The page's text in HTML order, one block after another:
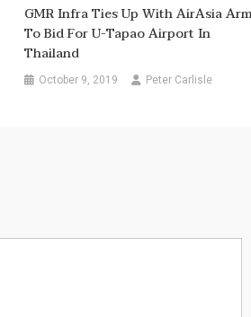
GMR Infra Ties Up With AirAsia
To Bid For U-Tapao Airport In
Thailand
October 9, 2019 Peter Carlisle